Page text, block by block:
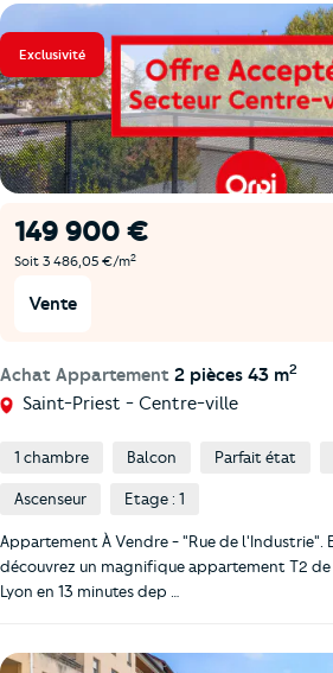
Exclusivité
149 900 €
Soit 3 486,05 €/m2
Vente
Achat Appartement 2 pièces 43 m2
Saint-Priest - Centre-ville
1 chambre Balcon Parfait état
Ascenseur Etage : 1
Appartement À Vendre - "Rue de l'Industrie".
découvrez un magnifique appartement T2 de
Lyon en 13 minutes dep …